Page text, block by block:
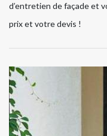
d’entretien de façade et
prix et votre devis !